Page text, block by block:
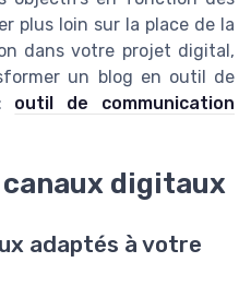
plus loin sur la place de la
dans votre projet digital,
un blog en outil de
outil de communication
digitaux
adaptés à votre